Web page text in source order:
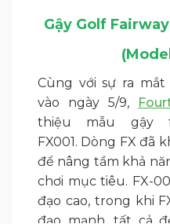
Gậy Golf
Cùng với sự ra mắt
vào ngày 5/9,
thiệu mẫu gậy
FX001. Dòng FX đã
để nâng tầm khả
chơi mục tiêu. FX-
đạo cao, trong khi
đạo mạnh, tất cả